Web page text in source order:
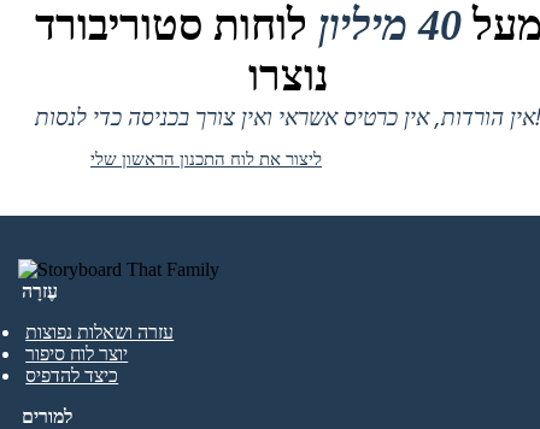
40 מיליון
לוחות סטוריבורד
נוצרו
אין הורדות, אין כרטיס אשראי ואין צורך בכניסה כדי לנסות!
ליצור את לוח התכנון הראשון שלי
עֶזרָה
עזרה ושאלות נפוצות
יוצר לוח סיפור
כיצד להדפיס
למורים